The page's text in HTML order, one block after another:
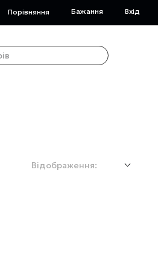
Порівняння Бажання Вхід
Відображення: